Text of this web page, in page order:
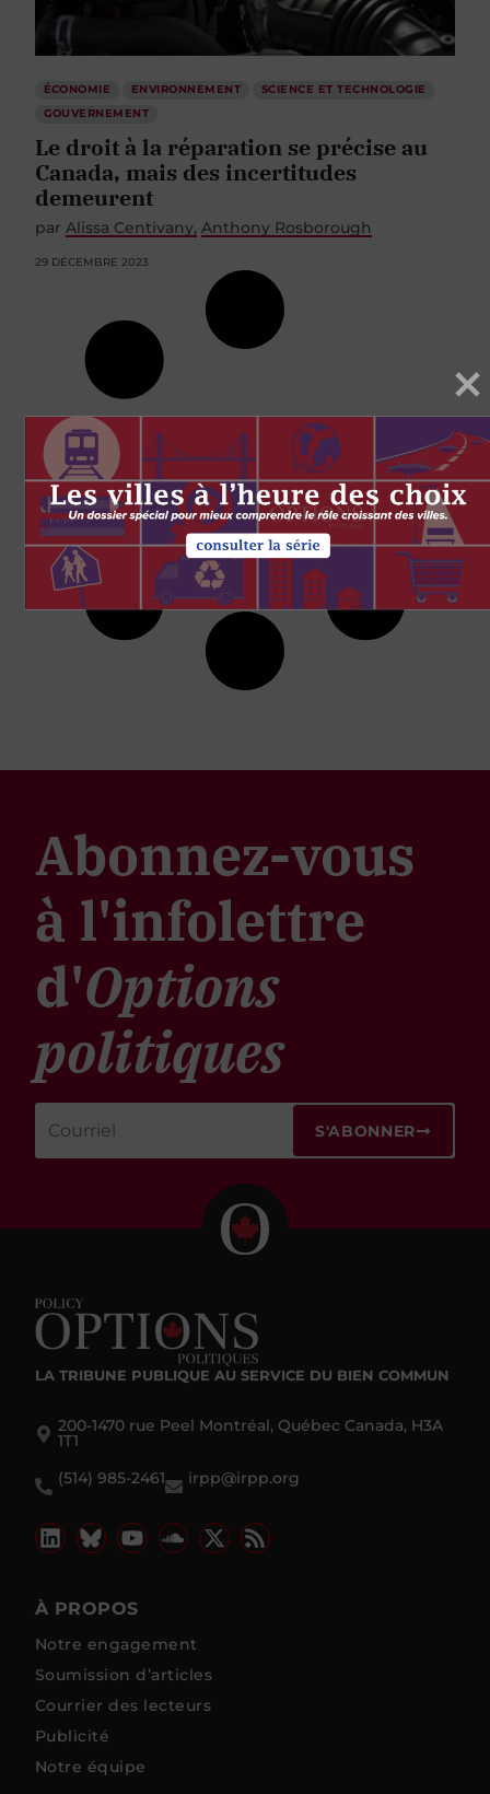
ÉCONOMIE ENVIRONNEMENT
SCIENCE ET TECHNOLOGIE
GOUVERNEMENT
Le droit à la réparation se précise au
Canada, mais des incertitudes
demeurent
par Alissa Centivany Anthony Rosborough
29 DÉCEMBRE 2023
Abonnez-vous
à l'infolettre
d'Options
politiques
S'ABONNER
LA TRIBUNE PUBLIQUE AU SERVICE DU BIEN COMMUN
200-1470 rue Peel Montréal, Québec Canada, H3A
1T1
(514) 985-2461
irpp@irpp.org
À PROPOS
Notre engagement
Soumission d’articles
Courrier des lecteurs
Publicité
Notre équipe